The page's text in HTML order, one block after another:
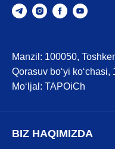
Manzil: 100050,
Qorasuv bo‘yi ko‘chasi,
Mo‘ljal: TAPOiCh
BIZ HAQIMIZDA